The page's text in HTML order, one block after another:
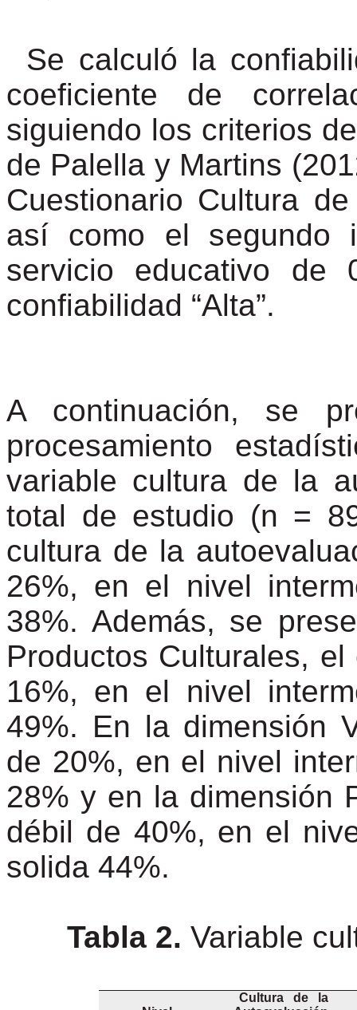
Se calculó la
coeficiente de
siguiendo los criterios
de Palella y Martins
Cuestionario Cultura
así como el segundo
servicio educativo
confiabilidad “Alta”.
A continuación, se
procesamiento
variable cultura de la
total de estudio (n =
cultura de la
26%, en el nivel
38%. Además, se
Productos Culturales,
16%, en el nivel
49%. En la dimensión
de 20%, en el nivel
28% y en la dimensión
débil de 40%, en el
solida 44%.
Tabla 2. Variable
Cultura de la